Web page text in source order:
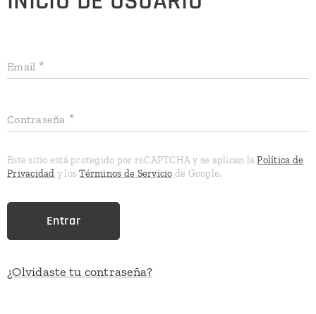
Email
Contraseña
Este sitio está protegido por reCAPTCHA y se aplican laPolítica de
Privacidad y losTérminos de Servicio de Google.
Entrar
¿Olvidaste tu contraseña?